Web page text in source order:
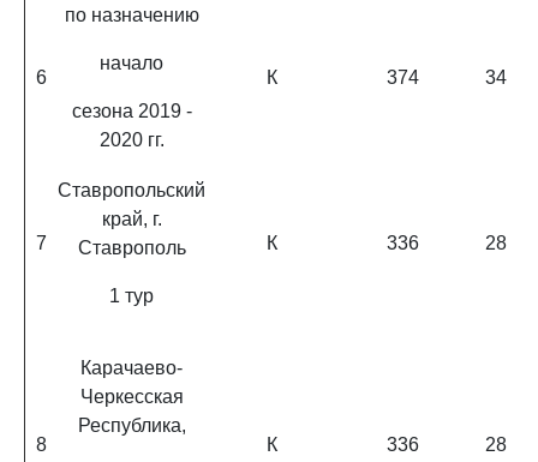
6
по назначению
начало
сезона 2019 -
2020 гг.
К 374 34
7
Ставропольский
край, г.
Ставрополь
1 тур
К 336 28
8
Карачаево-
Черкесская
Республика,
К 336 28